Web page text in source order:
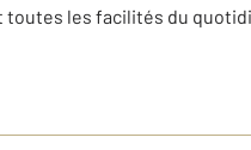
toutes les facilités du